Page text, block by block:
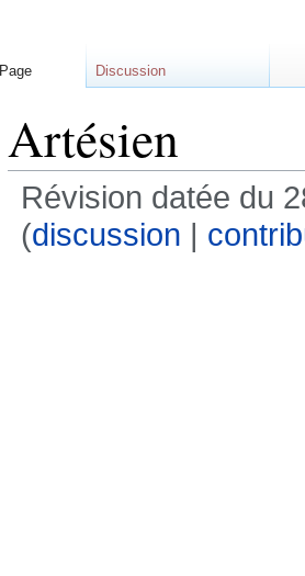
Artésien
Révision datée du
(discussion |
Page Discussion